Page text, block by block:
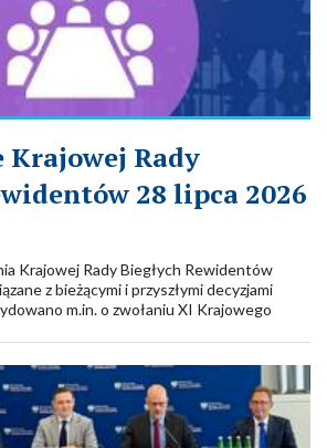
Krajowej Rady
28 lipca 2026
Krajowej Rady Biegłych Rewidentów
z bieżącymi i przyszłymi decyzjami
m.in. o zwołaniu XI Krajowego
planu finansowego PIBR po I półroczu,
o połączeniu RO w Kielcach z RO w
także o powrocie do Accountancy Europe.